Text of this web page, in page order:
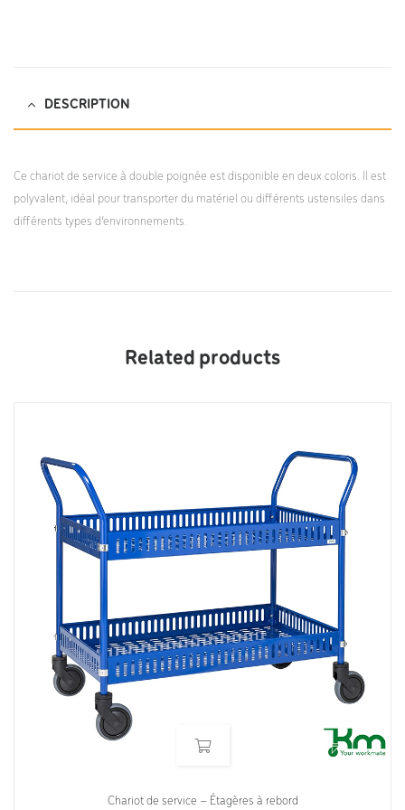
DESCRIPTION
Ce chariot de service à double poignée est disponible en deux coloris. Il est
polyvalent, idéal pour transporter du matériel ou différents ustensiles dans
différents types d’environnements.
Related products
Chariot de service – Étagères à rebord